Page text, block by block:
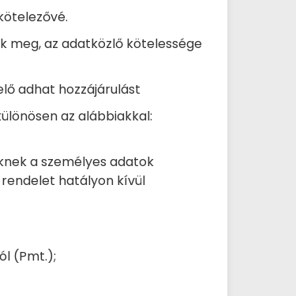
meg, az adatközlő kötelessége
adhat hozzájárulást
az alábbiakkal:
a személyes adatok
hatályon kívül
(Pmt.);